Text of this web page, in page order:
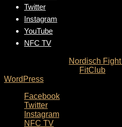
Twitter
Instagram
YouTube
NFC TV
Nordisch
FitClub
WordPress
Facebook
Twitter
Instagram
NFC TV